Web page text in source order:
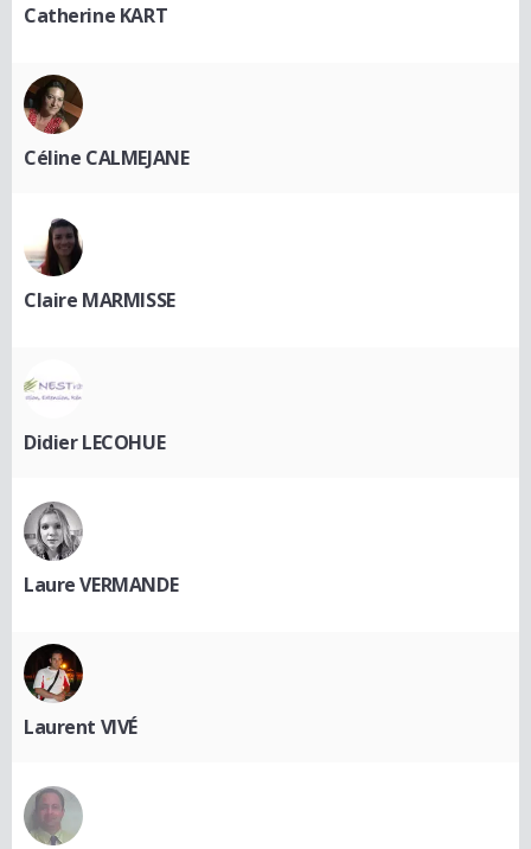
Catherine KART
Céline CALMEJANE
Claire MARMISSE
Didier LECOHUE
Laure VERMANDE
Laurent VIVÉ